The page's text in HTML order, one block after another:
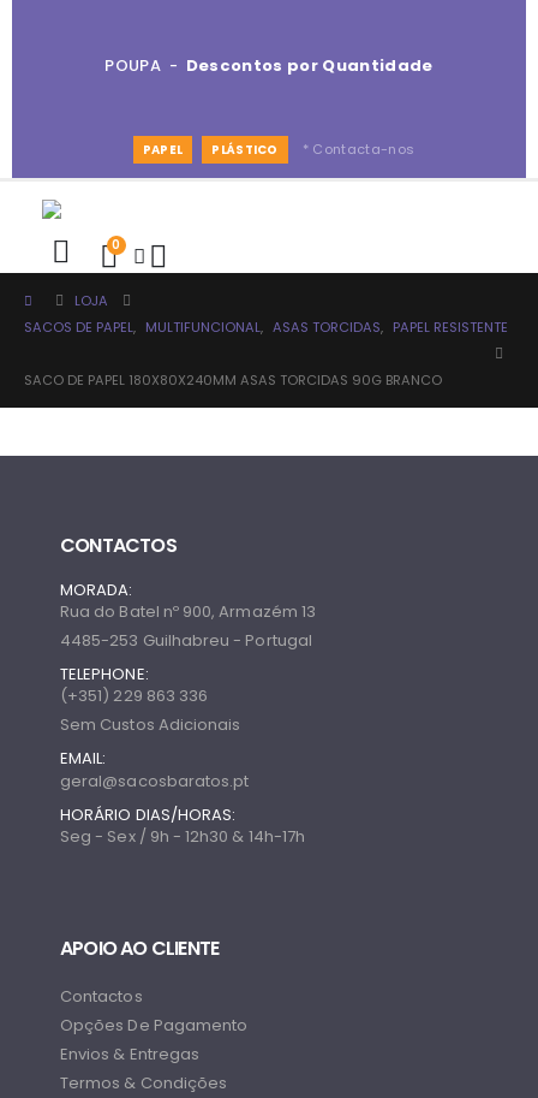
POUPA - Descontos por Quantidade
PAPEL PLÁSTICO * Contacta-nos
0
LOJA
SACOS DE PAPEL, MULTIFUNCIONAL, ASAS TORCIDAS, PAPEL RESISTENTE
SACO DE PAPEL 180X80X240MM ASAS TORCIDAS 90G BRANCO
CONTACTOS
MORADA:
Rua do Batel nº 900, Armazém 13
4485-253 Guilhabreu - Portugal
TELEPHONE:
(+351) 229 863 336
Sem Custos Adicionais
EMAIL:
geral@sacosbaratos.pt
HORÁRIO DIAS/HORAS:
Seg - Sex / 9h - 12h30 & 14h-17h
APOIO AO CLIENTE
Contactos
Opções De Pagamento
Envios & Entregas
Termos & Condições